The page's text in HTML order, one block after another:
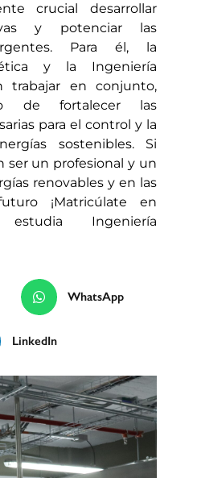
crucial desarrollar
y potenciar las
Para él, la
y la Ingeniería
trabajar en conjunto,
de fortalecer las
para el control y la
sostenibles. Si
ser un profesional y un
renovables y en las
¡Matricúlate en
Ingeniería
WhatsApp
LinkedIn